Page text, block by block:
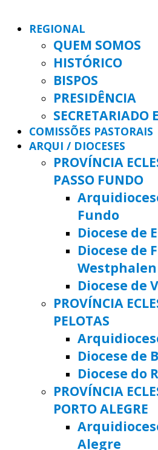
REGIONAL
QUEM SOMOS
HISTÓRICO
BISPOS
PRESIDÊNCIA
SECRETARIADO
COMISSÕES PASTORAIS
ARQUI / DIOCESES
PROVÍNCIA
PASSO FUNDO
Fundo
Diocese de
Diocese de
Westphalen
Diocese de
PROVÍNCIA
PELOTAS
Diocese de
Diocese do
PROVÍNCIA
PORTO ALEGRE
Alegre